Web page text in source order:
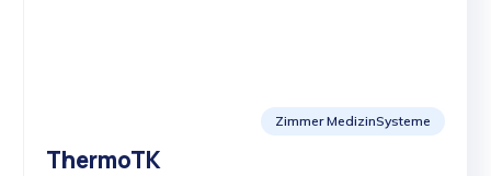
Zimmer MedizinSysteme
ThermoTK